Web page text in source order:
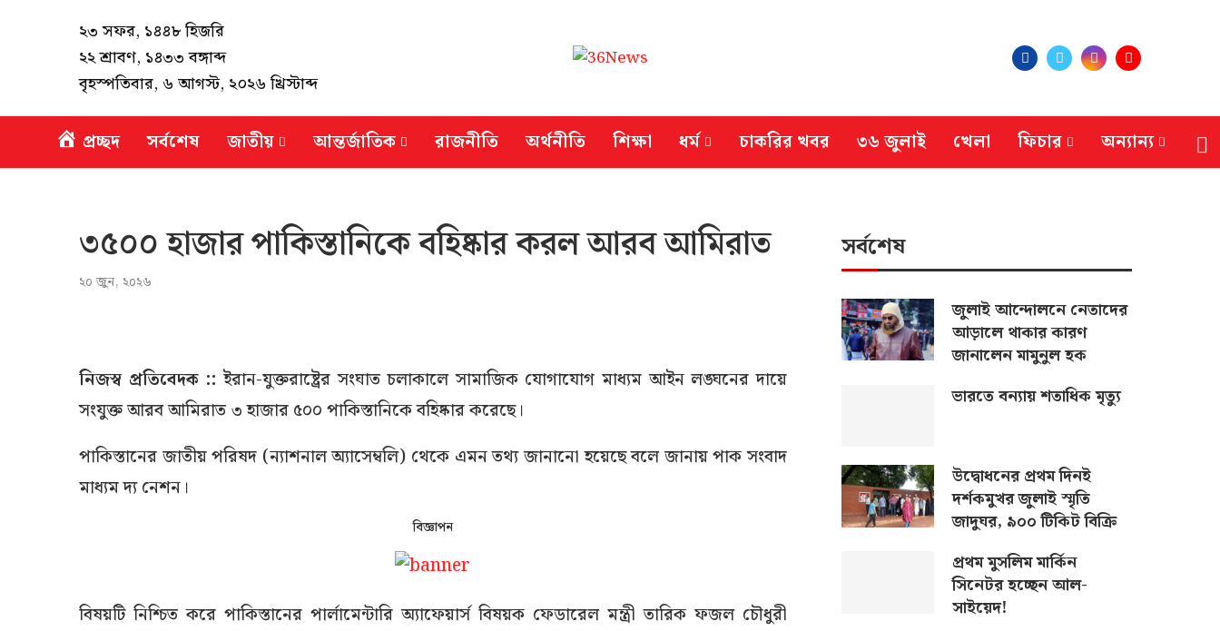
২৩ সফর, ১৪৪৮ হিজরি
২২ শ্রাবণ, ১৪৩৩ বঙ্গাব্দ
বৃহস্পতিবার, ৬ আগস্ট, ২০২৬ খ্রিস্টাব্দ
প্রচ্ছদ সর্বশেষ জাতীয় আন্তর্জাতিক রাজনীতি অর্থনীতি শিক্ষা ধর্ম চাকরির খবর ৩৬ জুলাই খেলা ফিচার অন্যান্য
৩৫০০ হাজার পাকিস্তানিকে বহিষ্কার করল আরব আমিরাত
২০ জুন, ২০২৬
নিজস্ব প্রতিবেদক :: ইরান-যুক্তরাষ্ট্রের সংঘাত চলাকালে সামাজিক যোগাযোগ মাধ্যম আইন লঙ্ঘনের দায়ে
সংযুক্ত আরব আমিরাত ৩ হাজার ৫০০ পাকিস্তানিকে বহিষ্কার করেছে।
পাকিস্তানের জাতীয় পরিষদ (ন্যাশনাল অ্যাসেম্বলি) থেকে এমন তথ্য জানানো হয়েছে বলে জানায় পাক সংবাদ
মাধ্যম দ্য নেশন।
বিজ্ঞাপন
বিষয়টি নিশ্চিত করে পাকিস্তানের পার্লামেন্টারি অ্যাফেয়ার্স বিষয়ক ফেডারেল মন্ত্রী তারিক ফজল চৌধুরী
সর্বশেষ
জুলাই আন্দোলনে নেতাদের
আড়ালে থাকার কারণ
জানালেন মামুনুল হক
ভারতে বন্যায় শতাধিক মৃত্যু
উদ্বোধনের প্রথম দিনই
দর্শকমুখর জুলাই স্মৃতি
জাদুঘর, ৯০০ টিকিট বিক্রি
প্রথম মুসলিম মার্কিন
সিনেটর হচ্ছেন আল-
সাইয়েদ!